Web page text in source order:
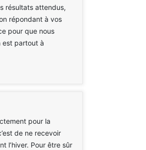
résultats attendus,
répondant à vos
pour que nous
est partout à
pour la
de ne recevoir
l’hiver. Pour être sûr